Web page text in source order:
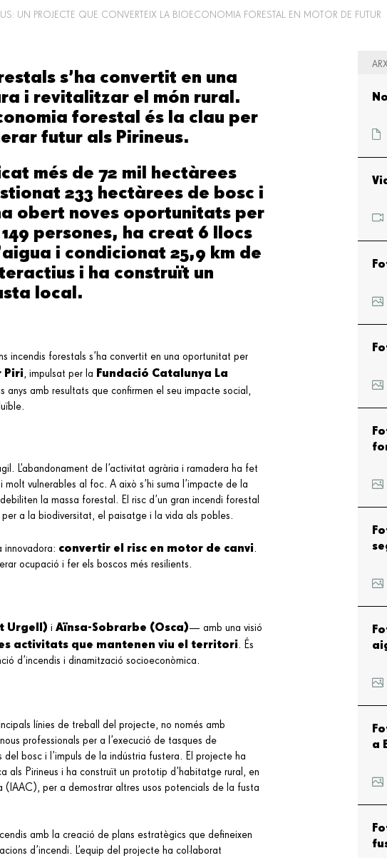
UN PROJECTE QUE CONVERTEIX LA BIOECONOMIA FORESTAL EN MOTOR DE FUTUR
s’ha convertit en una
i revitalitzar el món rural.
forestal és la clau per
futur als Pirineus.
més de 72 mil hectàrees
233 hectàrees de bosc i
obert noves oportunitats per
persones, ha creat 6 llocs
i condicionat 25,9 km de
i ha construït un
local.
incendis forestals s’ha convertit en una oportunitat per
Piri, impulsat per la Fundació Catalunya La
amb resultats que confirmen el seu impacte social,
L’abandonament de l’activitat agrària i ramadera ha fet
vulnerables al foc. A això s’hi suma l’impacte de la
la massa forestal. El risc d’un gran incendi forestal
a la biodiversitat, el paisatge i la vida als pobles.
innovadora: convertir el risc en motor de canvi.
ocupació i fer els boscos més resilients.
Urgell) i Aïnsa-Sobrarbe (Osca)— amb una visió
activitats que mantenen viu el territori. És
d’incendis i dinamització socioeconòmica.
línies de treball del projecte, no només amb
professionals per a l’execució de tasques de
bosc i l’impuls de la indústria fustera. El projecte ha
Pirineus i ha construït un prototip d’habitatge rural, en
(IAAC), per a demostrar altres usos potencials de la fusta
amb la creació de plans estratègics que defineixen
d’incendi. L’equip del projecte ha col·laborat
a